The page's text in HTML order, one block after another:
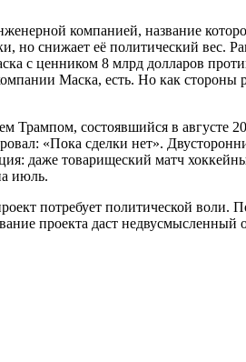
компанией, название
но снижает её политический вес.
с ценником 8 млрд долларов
Маска, есть. Но как стороны
Трампом, состоявшийся в августе
«Пока сделки нет».
даже товарищеский матч
июль.
потребует политической воли.
проекта даст недвусмысленный